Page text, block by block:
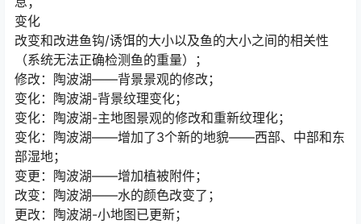
变化
改变和改进鱼钩/诱饵的大小以及鱼的大小之间的相关性
（系统无法正确检测鱼的重量）；
修改：陶波湖——背景景观的修改；
变化：陶波湖-背景纹理变化；
变化：陶波湖-主地图景观的修改和重新纹理化；
变化：陶波湖——增加了3个新的地貌——西部、中部和东
部湿地；
变更：陶波湖——增加植被附件；
改变：陶波湖——水的颜色改变了；
更改：陶波湖-小地图已更新；